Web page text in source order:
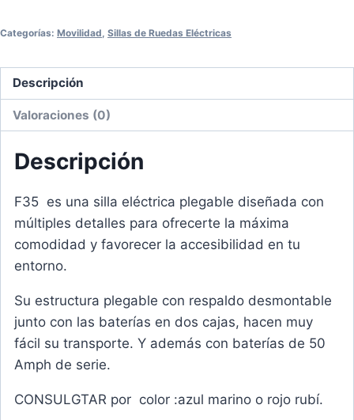
Categorías: Movilidad Sillas de Ruedas Eléctricas
Descripción
Valoraciones (0)
Descripción
F35 es una silla eléctrica plegable diseñada con
múltiples detalles para ofrecerte la máxima
comodidad y favorecer la accesibilidad en tu
entorno.
Su estructura plegable con respaldo desmontable
junto con las baterías en dos cajas, hacen muy
fácil su transporte. Y además con baterías de 50
Amph de serie.
CONSULGTAR por color :azul marino o rojo rubí.